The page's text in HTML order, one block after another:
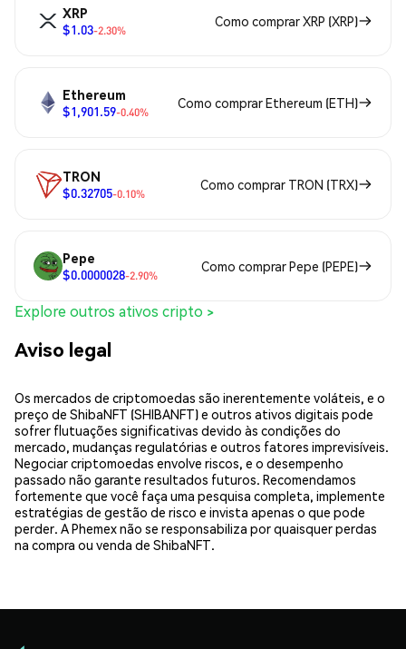
XRP
$1.03-2.30%
Como comprar XRP (XRP)
Ethereum
$1,901.59-0.40%
Como comprar Ethereum (ETH)
TRON
$0.32705-0.10%
Como comprar TRON (TRX)
Pepe
$0.0000028-2.90%
Como comprar Pepe (PEPE)
Explore outros ativos cripto >
Aviso legal
Os mercados de criptomoedas são inerentemente voláteis, e o
preço de ShibaNFT (SHIBANFT) e outros ativos digitais pode
sofrer flutuações significativas devido às condições do
mercado, mudanças regulatórias e outros fatores imprevisíveis.
Negociar criptomoedas envolve riscos, e o desempenho
passado não garante resultados futuros. Recomendamos
fortemente que você faça uma pesquisa completa, implemente
estratégias de gestão de risco e invista apenas o que pode
perder. A Phemex não se responsabiliza por quaisquer perdas
na compra ou venda de ShibaNFT.